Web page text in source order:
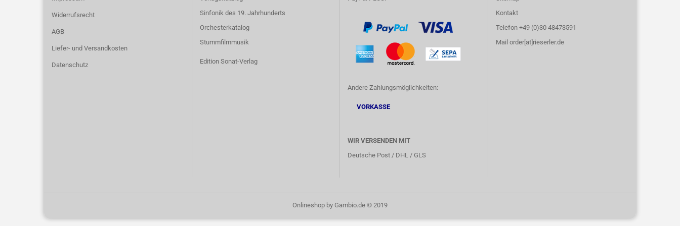
Widerrufsrecht
AGB
Liefer- und Versandkosten
Datenschutz
Sinfonik des 19. Jahrhunderts
Orchesterkatalog
Stummfilmmusik
Edition Sonat-Verlag
Andere Zahlungsmöglichkeiten:
VORKASSE
WIR VERSENDEN MIT
Deutsche Post / DHL / GLS
Kontakt
Telefon +49 (0)30 48473591
Mail order[at]rieserler.de
Onlineshop by Gambio.de © 2019